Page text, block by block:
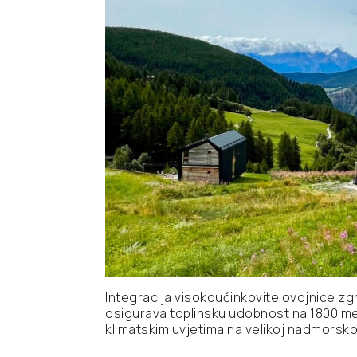
Integracija visokoučinkovite ovojnice
osigurava toplinsku udobnost na 1800
klimatskim uvjetima na velikoj
Koristi
Hlađenje:
Snaga:
Dizajn
WiFi /
sustava
Vrlo
Iznimno
WiFi /